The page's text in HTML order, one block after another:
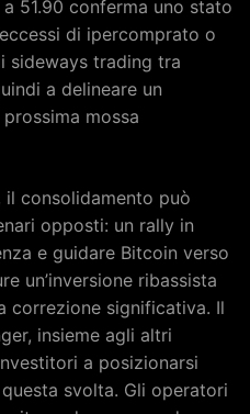
51.90 conferma uno stato
di ipercomprato o
sideways trading tra
a delineare un
mossa
consolidamento può
opposti: un rally in
e guidare Bitcoin verso
un’inversione ribassista
correzione significativa. Il
insieme agli altri
a posizionarsi
svolta. Gli operatori